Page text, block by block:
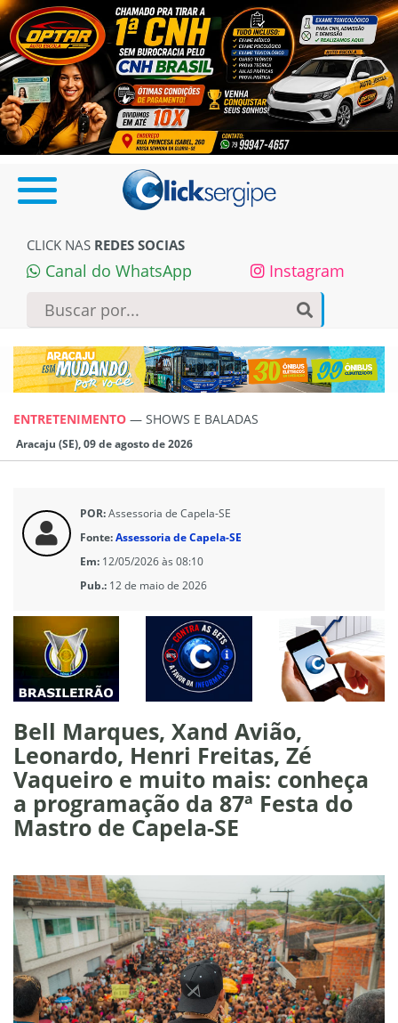
CLICK NAS REDES SOCIAS
Canal do WhatsApp Instagram
ENTRETENIMENTO — SHOWS E BALADAS
Aracaju (SE), 09 de agosto de 2026
POR:Assessoria de Capela-SE
Fonte:Assessoria de Capela-SE
Em: 12/05/2026 às 08:10
Pub.: 12 de maio de 2026
Bell Marques, Xand Avião,
Leonardo, Henri Freitas, Zé
Vaqueiro e muito mais: conheça
a programação da 87ª Festa do
Mastro de Capela-SE